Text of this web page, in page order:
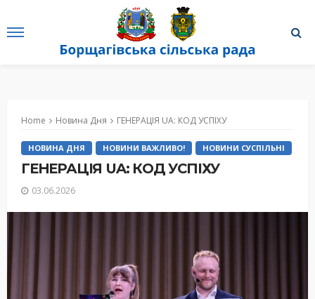
Home Новина Дня ГЕНЕРАЦІЯ UA: КОД УСПІХУ
НОВИНА ДНЯ НОВИНИ ВАЖЛИВО! НОВИНИ СУСПІЛЬНІ
ГЕНЕРАЦІЯ UA: КОД УСПІХУ
03.06.2026